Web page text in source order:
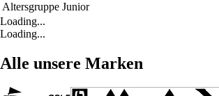
Altersgruppe Junior
Loading...
Loading...
Alle unsere Marken